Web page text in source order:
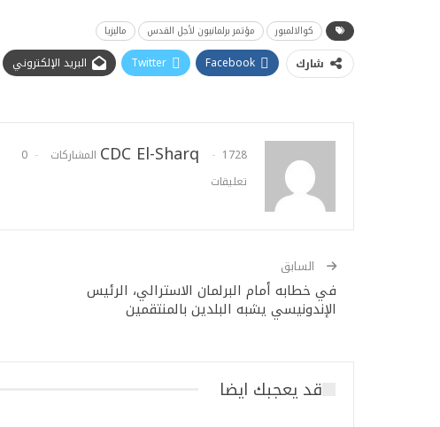
كوالالمبور مؤتمر برلمانيون لأجل القدس ماليزيا
شارك Facebook
Twitter البريد الإلكتروني
CDC El-Sharq 1728 المشاركات
0
تعليقات
السابق
في خطابه أمام البرلمان الاسترالي، الرئيس
الإندونيسي يشبه البلدين بالمنتقمين
قد يعجبك ايضا